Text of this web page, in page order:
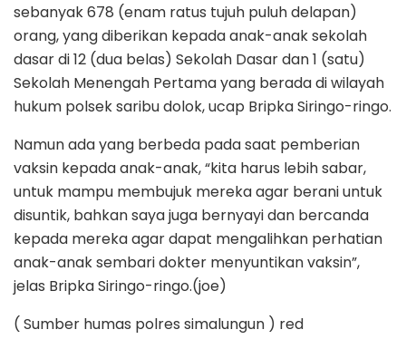
sebanyak 678 (enam ratus tujuh puluh delapan)
orang, yang diberikan kepada anak-anak sekolah
dasar di 12 (dua belas) Sekolah Dasar dan 1 (satu)
Sekolah Menengah Pertama yang berada di wilayah
hukum polsek saribu dolok, ucap Bripka Siringo-ringo.
Namun ada yang berbeda pada saat pemberian
vaksin kepada anak-anak, “kita harus lebih sabar,
untuk mampu membujuk mereka agar berani untuk
disuntik, bahkan saya juga bernyayi dan bercanda
kepada mereka agar dapat mengalihkan perhatian
anak-anak sembari dokter menyuntikan vaksin”,
jelas Bripka Siringo-ringo.(joe)
( Sumber humas polres simalungun ) red